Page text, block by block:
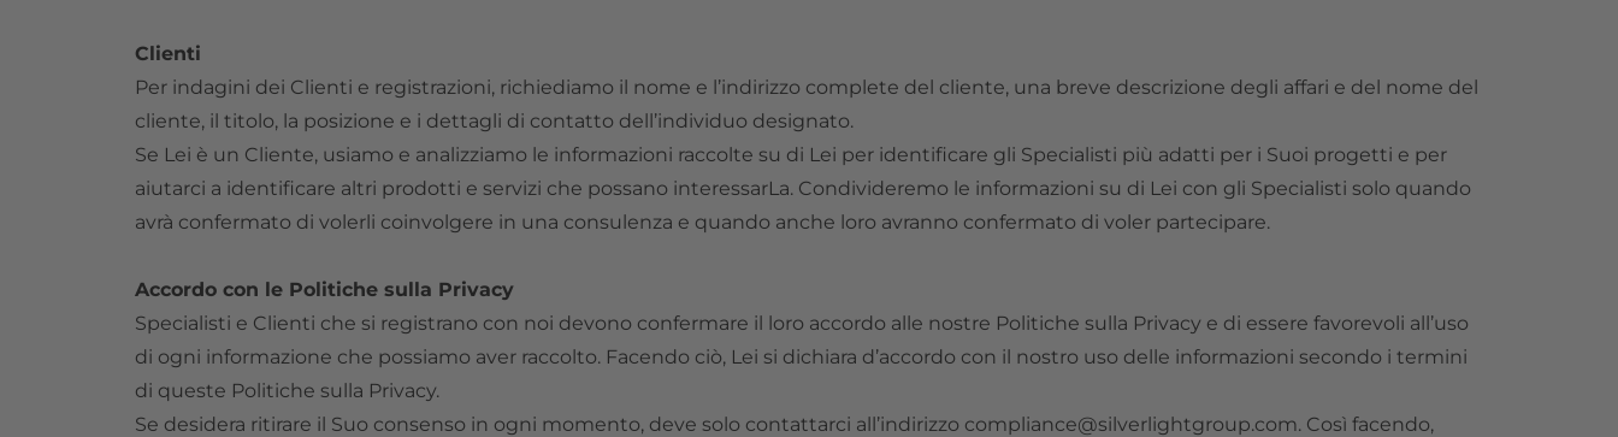
Clienti
Per indagini dei Clienti e registrazioni, richiediamo il nome e l’indirizzo complete del cliente, una breve descrizione degli affari e del nome del
cliente, il titolo, la posizione e i dettagli di contatto dell’individuo designato.
Se Lei è un Cliente, usiamo e analizziamo le informazioni raccolte su di Lei per identificare gli Specialisti più adatti per i Suoi progetti e per
aiutarci a identificare altri prodotti e servizi che possano interessarLa. Condivideremo le informazioni su di Lei con gli Specialisti solo quando
avrà confermato di volerli coinvolgere in una consulenza e quando anche loro avranno confermato di voler partecipare.
Accordo con le Politiche sulla Privacy
Specialisti e Clienti che si registrano con noi devono confermare il loro accordo alle nostre Politiche sulla Privacy e di essere favorevoli all’uso
di ogni informazione che possiamo aver raccolto. Facendo ciò, Lei si dichiara d’accordo con il nostro uso delle informazioni secondo i termini
di queste Politiche sulla Privacy.
Se desidera ritirare il Suo consenso in ogni momento, deve solo contattarci all’indirizzo compliance@silverlightgroup.com. Così facendo,